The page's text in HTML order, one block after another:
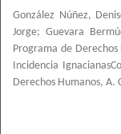
González Núñez,
Jorge; Guevara
Programa de
Incidencia
Derechos Humanos, A.